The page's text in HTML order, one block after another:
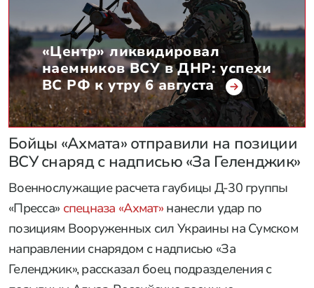
«Продолжается движение наших войск и зачистка
лесистой местности юго-восточнее и юго-западнее
населенного пункта Иволжанское. Здесь уже
видно, что наши военнослужащие разрезают
группировки, находящиеся в населенных пунктах
Кияница и Храповщина, и начинают их полуохват,
что впоследствии может привести к полному
окружению противника», — сказал Марочко.